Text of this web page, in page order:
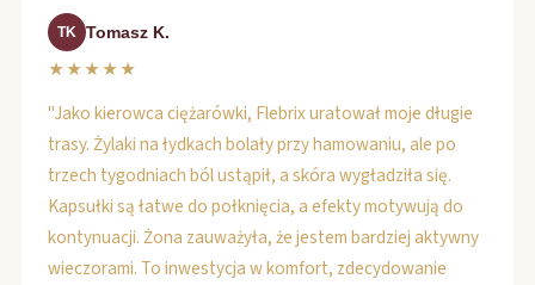
TK Tomasz K.
★★★★★
"Jako kierowca ciężarówki, Flebrix uratował moje długie
trasy. Żylaki na łydkach bolały przy hamowaniu, ale po
trzech tygodniach ból ustąpił, a skóra wygładziła się.
Kapsułki są łatwe do połknięcia, a efekty motywują do
kontynuacji. Żona zauważyła, że jestem bardziej aktywny
wieczorami. To inwestycja w komfort, zdecydowanie